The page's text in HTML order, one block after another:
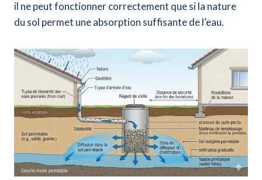
il ne peut fonctionner correctement que si la nature
du sol permet une absorption suffisante de l’eau.